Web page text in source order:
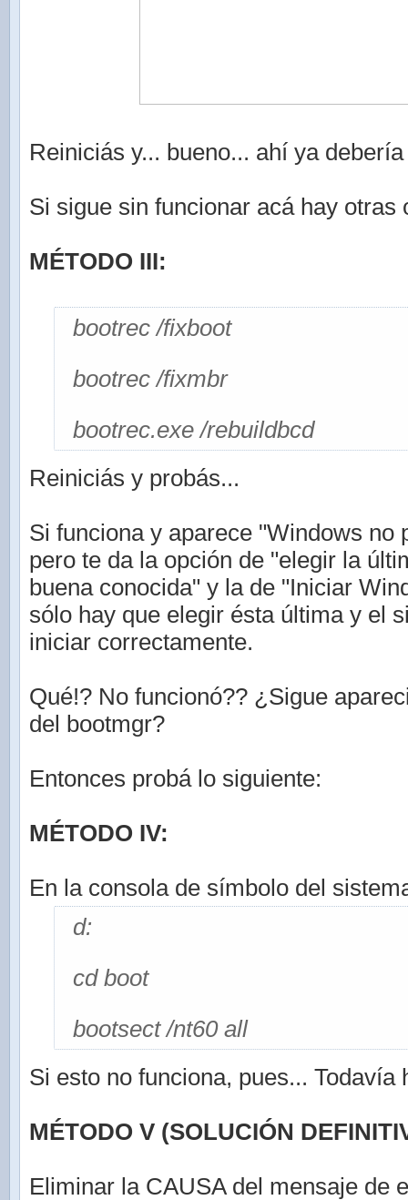
Reiniciás y... bueno... ahí ya
Si sigue sin funcionar acá hay otras
MÉTODO III:
bootrec /fixboot
bootrec /fixmbr
bootrec.exe /rebuildbcd
Reiniciás y probás...
Si funciona y aparece "Windows no
pero te da la opción de "elegir la
buena conocida" y la de "Iniciar
sólo hay que elegir ésta última y el
iniciar correctamente.
Qué!? No funcionó?? ¿Sigue
del bootmgr?
Entonces probá lo siguiente:
MÉTODO IV:
En la consola de símbolo del
d:
cd boot
bootsect /nt60 all
Si esto no funciona, pues... Todavía
MÉTODO V (SOLUCIÓN
Eliminar la CAUSA del mensaje de